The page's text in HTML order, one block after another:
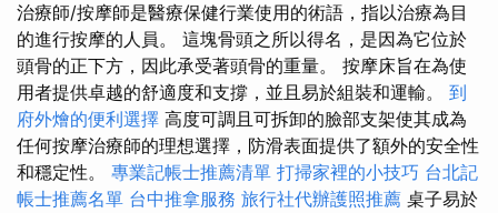
治療師/按摩師是醫療保健行業使用的術語，指以治療為目
的進行按摩的人員。 這塊骨頭之所以得名，是因為它位於
頭骨的正下方，因此承受著頭骨的重量。 按摩床旨在為使
用者提供卓越的舒適度和支撐，並且易於組裝和運輸。 到
府外燴的便利選擇 高度可調且可拆卸的臉部支架使其成為
任何按摩治療師的理想選擇，防滑表面提供了額外的安全性
和穩定性。 專業記帳士推薦清單 打掃家裡的小技巧 台北記
帳士推薦名單 台中推拿服務 旅行社代辦護照推薦 桌子易於